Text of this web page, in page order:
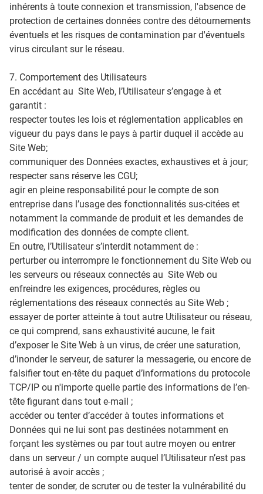
inhérents à toute connexion et transmission, l'absence de
protection de certaines données contre des détournements
éventuels et les risques de contamination par d'éventuels
virus circulant sur le réseau.
7. Comportement des Utilisateurs
En accédant au Site Web, l’Utilisateur s’engage à et
garantit :
respecter toutes les lois et réglementation applicables en
vigueur du pays dans le pays à partir duquel il accède au
Site Web;
communiquer des Données exactes, exhaustives et à jour;
respecter sans réserve les CGU;
agir en pleine responsabilité pour le compte de son
entreprise dans l’usage des fonctionnalités sus-citées et
notamment la commande de produit et les demandes de
modification des données de compte client.
En outre, l’Utilisateur s’interdit notamment de :
perturber ou interrompre le fonctionnement du Site Web ou
les serveurs ou réseaux connectés au Site Web ou
enfreindre les exigences, procédures, règles ou
réglementations des réseaux connectés au Site Web ;
essayer de porter atteinte à tout autre Utilisateur ou réseau,
ce qui comprend, sans exhaustivité aucune, le fait
d’exposer le Site Web à un virus, de créer une saturation,
d’inonder le serveur, de saturer la messagerie, ou encore de
falsifier tout en-tête du paquet d’informations du protocole
TCP/IP ou n'importe quelle partie des informations de l’en-
tête figurant dans tout e-mail ;
accéder ou tenter d’accéder à toutes informations et
Données qui ne lui sont pas destinées notamment en
forçant les systèmes ou par tout autre moyen ou entrer
dans un serveur / un compte auquel l’Utilisateur n’est pas
autorisé à avoir accès ;
tenter de sonder, de scruter ou de tester la vulnérabilité du